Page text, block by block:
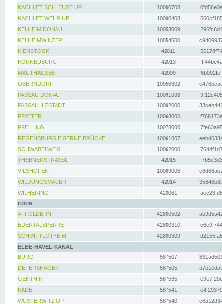
KACHLET SCHLEUSE UP
10090708
KACHLET WEHR UP
10090408
KELHEIM DONAU
10053009
KELHEIMWINZER
10054500
KIENSTOCK
42011
KORNEUBURG
42013
MAUTHAUSEN
42009
OBERNDORF
10056302
PASSAU DONAU
10091008
PASSAU ILZSTADT
10092000
PFATTER
10068006
PFELLING
10078000
REGENSBURG EISERNE BRÜCKE
10061007
SCHWABELWEIS
10062000
THEBNERSTRASSL
42015
VILSHOFEN
10089006
WILDUNGSMAUER
42014
WILHERING
420061
EDER
AFFOLDERN
42800502
EDERTALSPERRE
42800310
SCHMITTLOTHEIM
42800309
ELBE-HAVEL-KANAL
BURG
587507
DETERSHAGEN
587505
GENTHIN
587535
KADE
587541
WUSTERWITZ OP
587540